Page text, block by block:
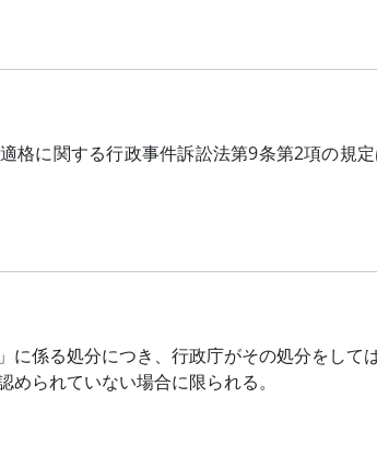
格に関する行政事件訴訟法第9条第2項の規
に係る処分につき、行政庁がその処分をし
られていない場合に限られる。